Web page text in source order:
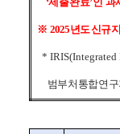
※ 2025년도 신규
* IRIS(Integrated
범부처통합연구